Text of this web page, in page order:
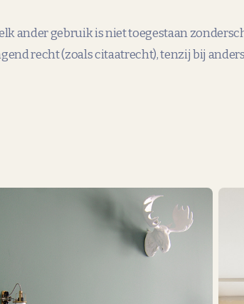
ander gebruik is niet toegestaan
recht (zoals citaatrecht), tenzij bij